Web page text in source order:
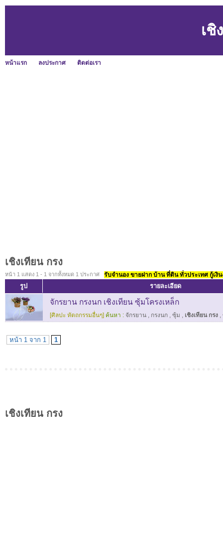
เชิ
หน้าแรก ลงประกาศ ติดต่อเรา
เชิงเทียน กรง
หน้า 1 แสดง 1 - 1 จากทั้งหมด 1 ประกาศ รับจำนอง ขายฝาก บ้าน ที่ดิน ทั่วประเทศ กู้เงิ
รูป รายละเอียด
จักรยาน กรงนก เชิงเทียน ซุ้มโครงเหล็ก
[ศิลปะ หัตถกรรมอื่นๆ] ค้นหา : จักรยาน , กรงนก , ซุ้ม , เชิงเทียน กรง ,
หน้า 1 จาก 1 1
เชิงเทียน กรง